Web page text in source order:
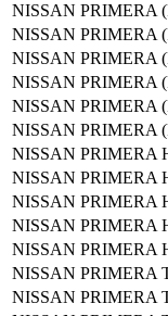
NISSAN PRIMERA
NISSAN PRIMERA
NISSAN PRIMERA
NISSAN PRIMERA
NISSAN PRIMERA
NISSAN PRIMERA
NISSAN PRIMERA
NISSAN PRIMERA
NISSAN PRIMERA
NISSAN PRIMERA
NISSAN PRIMERA
NISSAN PRIMERA
NISSAN PRIMERA